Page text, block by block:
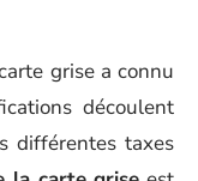
grise a connu
découlent
différentes taxes